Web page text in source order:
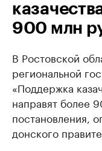
900 млн
В Ростовской
региональной
«Поддержка
направят более
постановления,
донского